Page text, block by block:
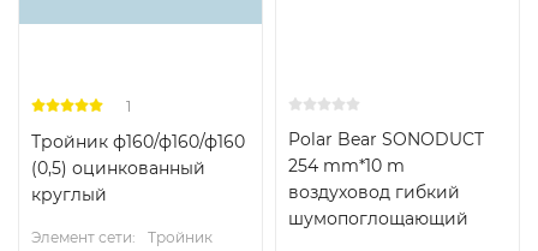
1
Тройник ф160/ф160/ф160
(0,5) оцинкованный
круглый
Элемент сети:
Тройник
Polar Bear SONODUCT
254 mm*10 m
воздуховод гибкий
шумопоглощающий